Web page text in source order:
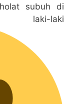
subuh di
laki